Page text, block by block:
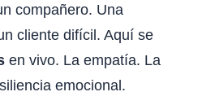
compañero. Una
cliente difícil. Aquí se
en vivo. La empatía. La
emocional.